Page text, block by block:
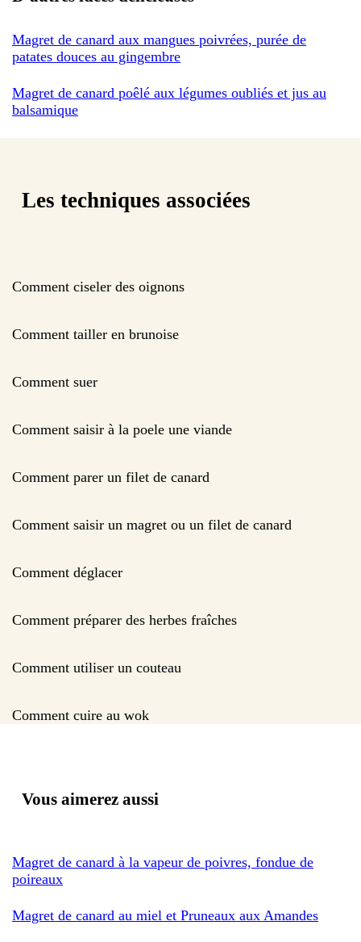
Magret de canard aux mangues poivrées, purée de
patates douces au gingembre
Magret de canard poêlé aux légumes oubliés et jus au
balsamique
Les techniques associées
Comment ciseler des oignons
Comment tailler en brunoise
Comment suer
Comment saisir à la poele une viande
Comment parer un filet de canard
Comment saisir un magret ou un filet de canard
Comment déglacer
Comment préparer des herbes fraîches
Comment utiliser un couteau
Comment cuire au wok
Vous aimerez aussi
Magret de canard à la vapeur de poivres, fondue de
poireaux
Magret de canard au miel et Pruneaux aux Amandes